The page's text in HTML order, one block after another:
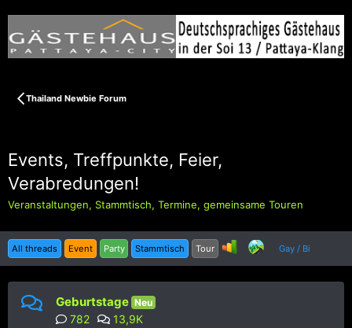
Thailand Newbie Forum
Events, Treffpunkte, Feier,
Verabredungen!
Veranstaltungen, Stammtisch, Termine, gemeinsame Touren
All threads Event Party Stammtisch Tour Gay / Bi
Geburtstage Neu
782 13,9K